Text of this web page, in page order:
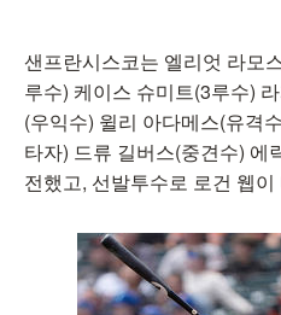
샌프란시스코는 엘리엇 라모
루수) 케이스 슈미트(3루수)
(우익수) 윌리 아다메스(유격
타자) 드류 길버스(중견수) 에
전했고, 선발투수로 로건 웹이